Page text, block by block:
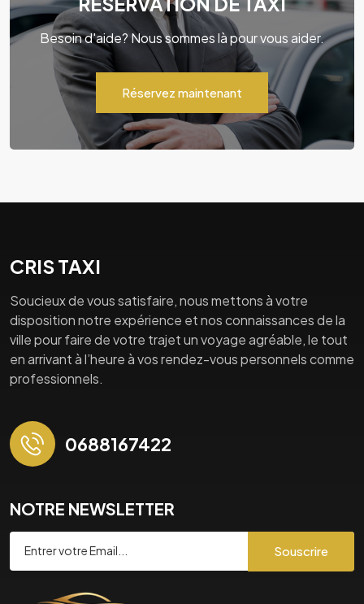
Besoin d'aide? Nous sommes là pour vous aider.
Réservez maintenant
CRIS TAXI
Soucieux de vous satisfaire, nous mettons à votre
disposition notre expérience et nos connaissances de la
ville pour faire de votre trajet un voyage agréable, le tout
en arrivant à l’heure à vos rendez-vous personnels comme
professionnels.
0688167422
NOTRE NEWSLETTER
Souscrire